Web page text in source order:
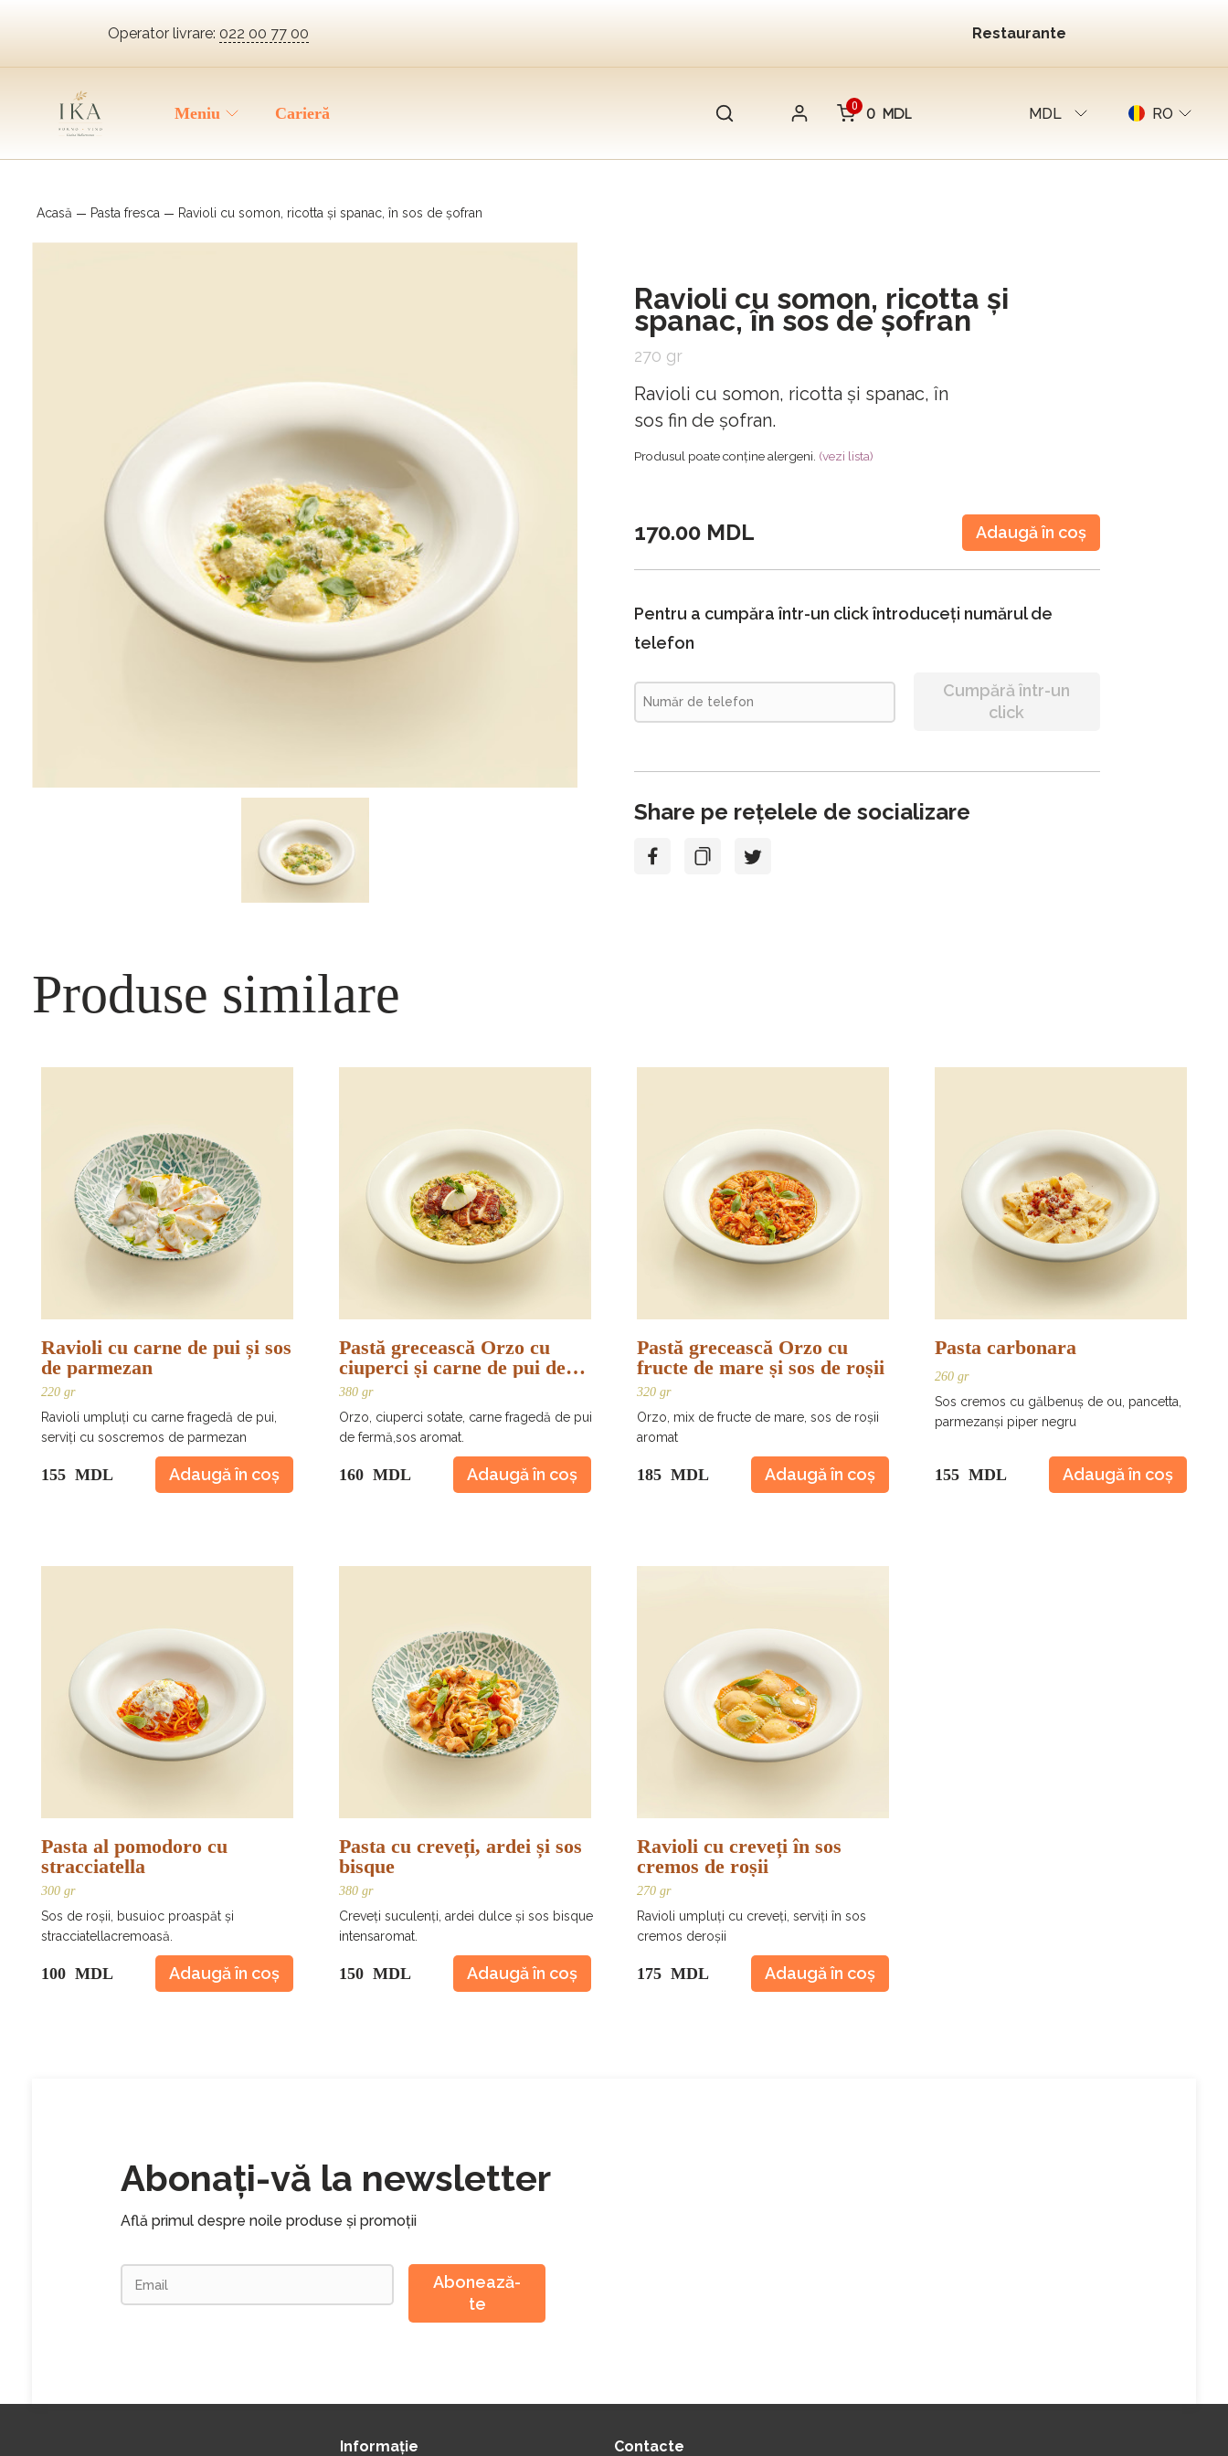
Operator livrare:022 00 77 00 Restaurante
Meniu Carieră 0 0 MDL MDL RO
Acasă Pasta fresca Ravioli cu somon, ricotta și spanac, în sos de șofran
Ravioli cu somon, ricotta și
spanac, în sos de șofran
270 gr
Ravioli cu somon, ricotta și spanac, în
sos fin de șofran.
Produsul poate conține alergeni. (vezi lista)
170.00 MDL Adaugă în coș
Pentru a cumpăra într-un click întroduceți numărul de
telefon
Cumpără într-un
click
Share pe rețelele de socializare
Produse similare
Ravioli cu carne de pui și sos
de parmezan
220 gr
Ravioli umpluți cu carne fragedă de pui,
serviți cu soscremos de parmezan
155 MDL Adaugă în coș
Pastă grecească Orzo cu
ciuperci și carne de pui de
fermă
380 gr
Orzo, ciuperci sotate, carne fragedă de pui
de fermă,sos aromat.
160 MDL Adaugă în coș
Pastă grecească Orzo cu
fructe de mare și sos de roșii
320 gr
Orzo, mix de fructe de mare, sos de roșii
aromat
185 MDL Adaugă în coș
Pasta carbonara
260 gr
Sos cremos cu gălbenuș de ou, pancetta,
parmezanși piper negru
155 MDL Adaugă în coș
Pasta al pomodoro cu
stracciatella
300 gr
Sos de roșii, busuioc proaspăt și
stracciatellacremoasă.
100 MDL Adaugă în coș
Pasta cu creveți, ardei și sos
bisque
380 gr
Creveți suculenți, ardei dulce și sos bisque
intensaromat.
150 MDL Adaugă în coș
Ravioli cu creveți în sos
cremos de roșii
270 gr
Ravioli umpluți cu creveți, serviți în sos
cremos deroșii
175 MDL Adaugă în coș
Abonați-vă la newsletter
Află primul despre noile produse și promoții
Abonează-
te
Informație Contacte